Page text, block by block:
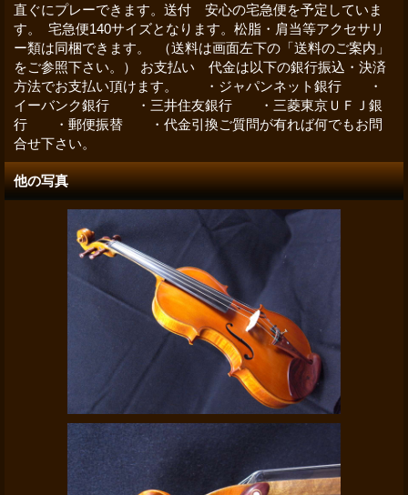
直ぐにプレーできます。送付 安心の宅急便を予定していま
す。 宅急便140サイズとなります。松脂・肩当等アクセサリ
ー類は同梱できます。 （送料は画面左下の「送料のご案内」
をご参照下さい。） お支払い 代金は以下の銀行振込・決済
方法でお支払い頂けます。 ・ジャパンネット銀行 ・
イーバンク銀行 ・三井住友銀行 ・三菱東京ＵＦＪ銀
行 ・郵便振替 ・代金引換ご質問が有れば何でもお問
合せ下さい。
他の写真